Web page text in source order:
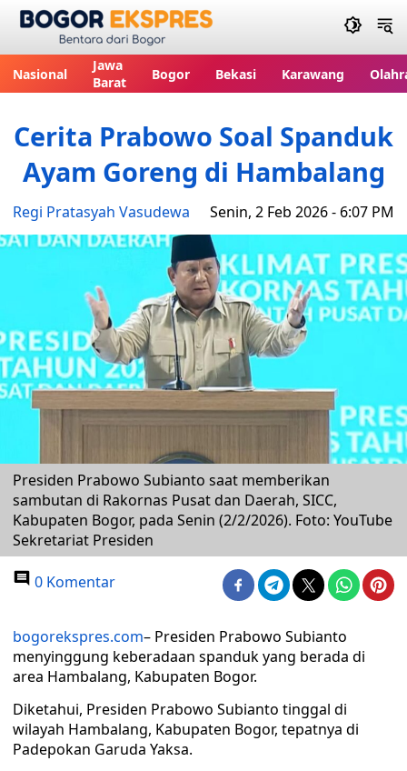
Nasional
Jawa
Barat
Bogor Bekasi Karawang
Cerita Prabowo Soal Spanduk
Ayam Goreng di Hambalang
Regi Pratasyah Vasudewa Senin, 2 Feb 2026 - 6:07 PM
Presiden Prabowo Subianto saat memberikan
sambutan di Rakornas Pusat dan Daerah, SICC,
Kabupaten Bogor, pada Senin (2/2/2026). Foto: YouTube
Sekretariat Presiden
0 Komentar
bogorekspres.com– Presiden Prabowo Subianto
menyinggung keberadaan spanduk yang berada di
area Hambalang, Kabupaten Bogor.
Diketahui, Presiden Prabowo Subianto tinggal di
wilayah Hambalang, Kabupaten Bogor, tepatnya di
Padepokan Garuda Yaksa.